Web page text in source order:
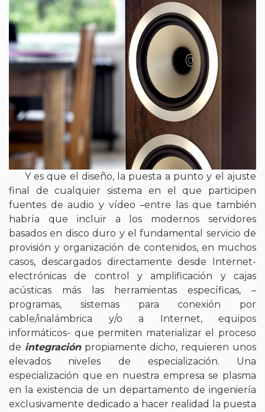
Y es que el diseño, la puesta a punto y el ajuste
final de cualquier sistema en el que participen
fuentes de audio y vídeo –entre las que también
habría que incluir a los modernos servidores
basados en disco duro y el fundamental servicio de
provisión y organización de contenidos, en muchos
casos, descargados directamente desde Internet-
electrónicas de control y amplificación y cajas
acústicas más las herramientas específicas, –
programas, sistemas para conexión por
cable/inalámbrica y/o a Internet, equipos
informáticos- que permiten materializar el proceso
de integraciónpropiamente dicho, requieren unos
elevados niveles de especialización. Una
especialización que en nuestra empresa se plasma
en la existencia de un departamento de ingeniería
exclusivamente dedicado a hacer realidad la puesta